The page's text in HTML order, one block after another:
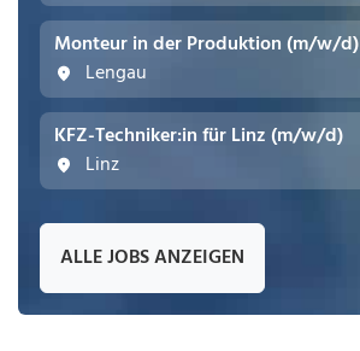
Monteur in der Produktion (m/w/d)
Lengau
KFZ-Techniker:in für Linz (m/w/d)
Linz
ALLE JOBS ANZEIGEN